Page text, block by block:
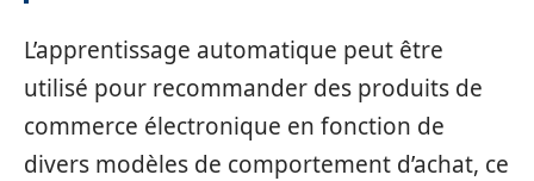
L’apprentissage automatique peut être
utilisé pour recommander des produits de
commerce électronique en fonction de
divers modèles de comportement d’achat, ce